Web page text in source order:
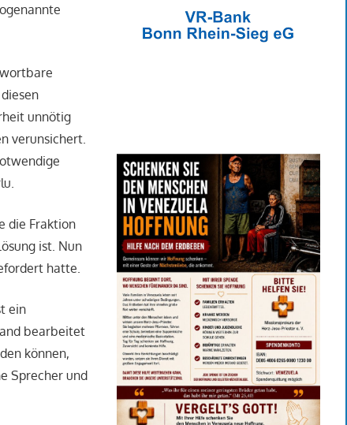
unnötig
verunsichert.
die Fraktion
ist. Nun
hatte.
ein
bearbeitet
können,
Sprecher und